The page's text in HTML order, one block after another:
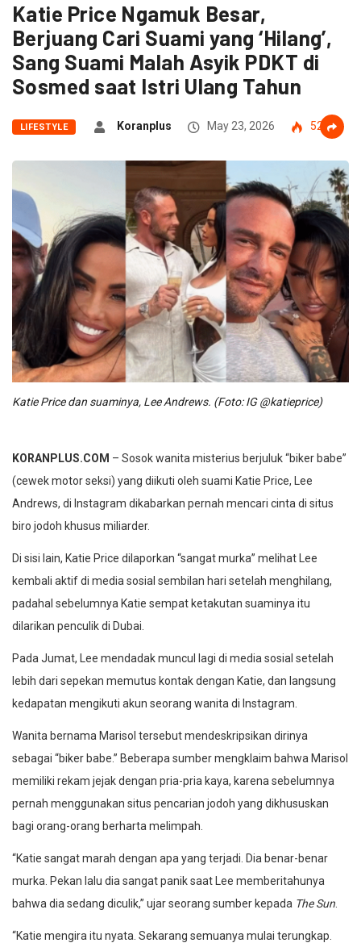
Katie Price Ngamuk Besar,
Berjuang Cari Suami yang ‘Hilang’,
Sang Suami Malah Asyik PDKT di
Sosmed saat Istri Ulang Tahun
LIFESTYLE Koranplus May 23, 2026 52
Katie Price dan suaminya, Lee Andrews. (Foto: IG @katieprice)
KORANPLUS.COM – Sosok wanita misterius berjuluk “biker babe”
(cewek motor seksi) yang diikuti oleh suami Katie Price, Lee
Andrews, di Instagram dikabarkan pernah mencari cinta di situs
biro jodoh khusus miliarder.
Di sisi lain, Katie Price dilaporkan “sangat murka” melihat Lee
kembali aktif di media sosial sembilan hari setelah menghilang,
padahal sebelumnya Katie sempat ketakutan suaminya itu
dilarikan penculik di Dubai.
Pada Jumat, Lee mendadak muncul lagi di media sosial setelah
lebih dari sepekan memutus kontak dengan Katie, dan langsung
kedapatan mengikuti akun seorang wanita di Instagram.
Wanita bernama Marisol tersebut mendeskripsikan dirinya
sebagai “biker babe.” Beberapa sumber mengklaim bahwa Marisol
memiliki rekam jejak dengan pria-pria kaya, karena sebelumnya
pernah menggunakan situs pencarian jodoh yang dikhususkan
bagi orang-orang berharta melimpah.
“Katie sangat marah dengan apa yang terjadi. Dia benar-benar
murka. Pekan lalu dia sangat panik saat Lee memberitahunya
bahwa dia sedang diculik,” ujar seorang sumber kepada The Sun.
“Katie mengira itu nyata. Sekarang semuanya mulai terungkap.